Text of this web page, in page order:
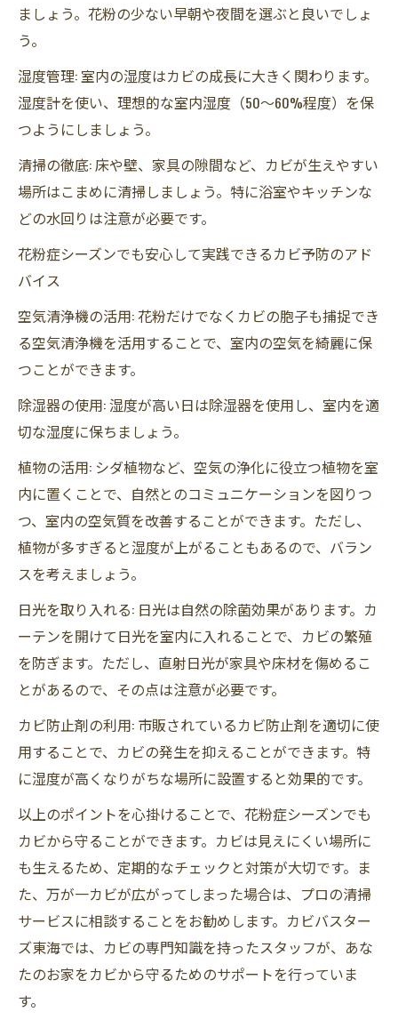
ましょう。花粉の少ない早朝や夜間を選ぶと良いでしょ
う。
湿度管理: 室内の湿度はカビの成長に大きく関わります。
湿度計を使い、理想的な室内湿度（50〜60%程度）を保
つようにしましょう。
清掃の徹底: 床や壁、家具の隙間など、カビが生えやすい
場所はこまめに清掃しましょう。特に浴室やキッチンな
どの水回りは注意が必要です。
花粉症シーズンでも安心して実践できるカビ予防のアド
バイス
空気清浄機の活用: 花粉だけでなくカビの胞子も捕捉でき
る空気清浄機を活用することで、室内の空気を綺麗に保
つことができます。
除湿器の使用: 湿度が高い日は除湿器を使用し、室内を適
切な湿度に保ちましょう。
植物の活用: シダ植物など、空気の浄化に役立つ植物を室
内に置くことで、自然とのコミュニケーションを図りつ
つ、室内の空気質を改善することができます。ただし、
植物が多すぎると湿度が上がることもあるので、バラン
スを考えましょう。
日光を取り入れる: 日光は自然の除菌効果があります。カ
ーテンを開けて日光を室内に入れることで、カビの繁殖
を防ぎます。ただし、直射日光が家具や床材を傷めるこ
とがあるので、その点は注意が必要です。
カビ防止剤の利用: 市販されているカビ防止剤を適切に使
用することで、カビの発生を抑えることができます。特
に湿度が高くなりがちな場所に設置すると効果的です。
以上のポイントを心掛けることで、花粉症シーズンでも
カビから守ることができます。カビは見えにくい場所に
も生えるため、定期的なチェックと対策が大切です。ま
た、万が一カビが広がってしまった場合は、プロの清掃
サービスに相談することをお勧めします。カビバスター
ズ東海では、カビの専門知識を持ったスタッフが、あな
たのお家をカビから守るためのサポートを行っていま
す。